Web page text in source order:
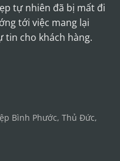
tự nhiên đã bị mất đi
tới việc mang lại
tin cho khách hàng.
Bình Phước, Thủ Đức,